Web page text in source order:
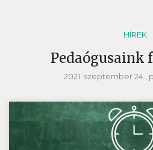
HÍREK
Pedaógusaink
2021. szeptember 24.,